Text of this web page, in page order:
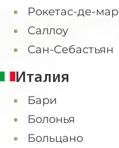
Рокетас-де-мар
Саллоу
Сан-Себастьян
Италия
Бари
Болонья
Больцано